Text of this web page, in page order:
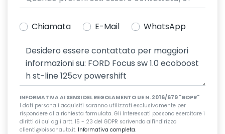
Chiamata E-Mail WhatsApp
INFORMATIVA AI SENSI DEL REGOLAMENTO UE N. 2016/679 "GDPR"
I dati personali acquisiti saranno utilizzati esclusivamente per
rispondere alla richiesta formulata. Gli Interessati possono esercitare i
diritti di cui agli artt. 15 - 23 del GDPR scrivendo all'indirizzo
clienti@bissonauto.it. Informativa completa.